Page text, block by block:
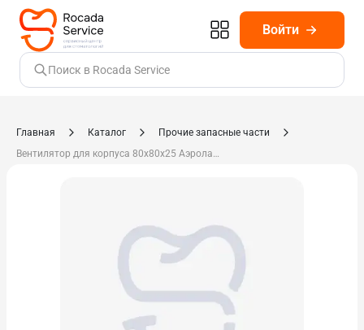
Войти
Поиск в Rocada Service
Главная Каталог
Прочие запасные части
Вентилятор для корпуса 80х80х25 Аэролайф